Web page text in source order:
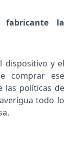
fabricante la
dispositivo y el
comprar ese
las políticas de
todo lo